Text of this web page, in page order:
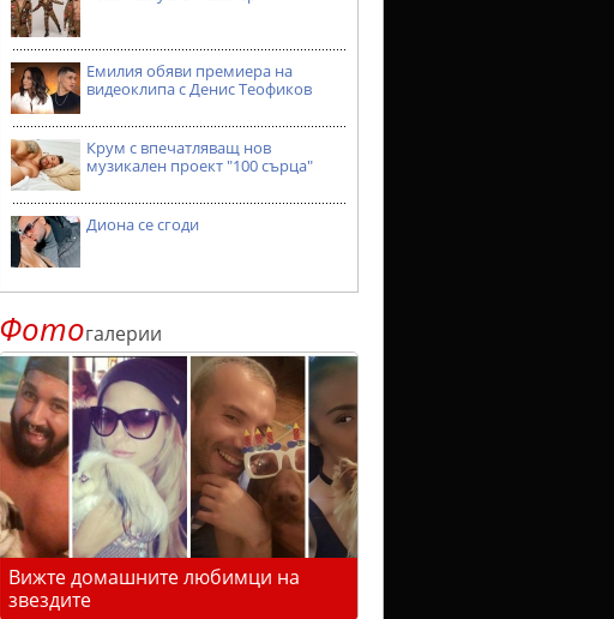
Емилия обяви премиера на
видеоклипа с Денис Теофиков
Крум с впечатляващ нов
музикален проект "100 сърца"
Диона се сгоди
Фотогалерии
Вижте домашните любимци на
звездите